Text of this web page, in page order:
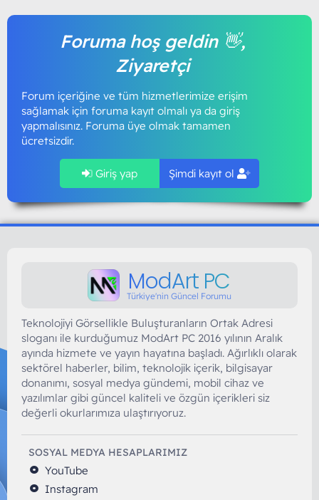
Foruma hoş geldin 👋,
Ziyaretçi
Forum içeriğine ve tüm hizmetlerimize erişim
sağlamak için foruma kayıt olmalı ya da giriş
yapmalısınız. Foruma üye olmak tamamen
ücretsizdir.
Giriş yap Şimdi kayıt ol
ModArt PC
Türkiye'nin Güncel Forumu
Teknolojiyi Görsellikle Buluşturanların Ortak Adresi
sloganı ile kurduğumuz ModArt PC 2016 yılının Aralık
ayında hizmete ve yayın hayatına başladı. Ağırlıklı olarak
sektörel haberler, bilim, teknolojik içerik, bilgisayar
donanımı, sosyal medya gündemi, mobil cihaz ve
yazılımlar gibi güncel kaliteli ve özgün içerikleri siz
değerli okurlarımıza ulaştırıyoruz.
SOSYAL MEDYA HESAPLARIMIZ
YouTube
Instagram